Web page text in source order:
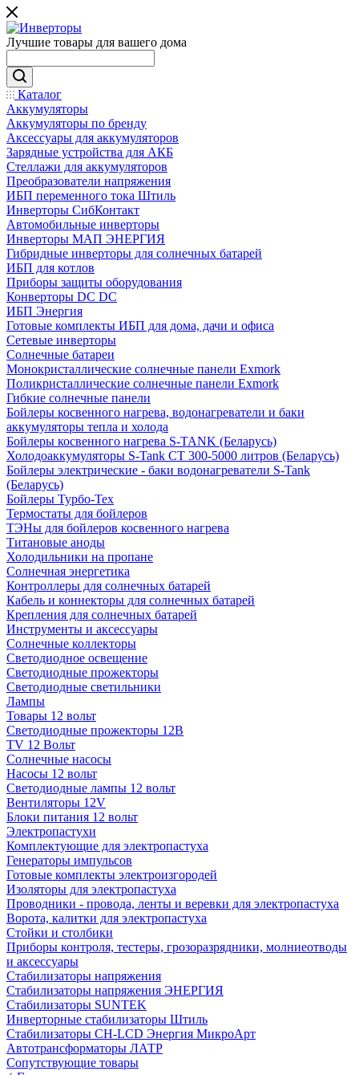
Лучшие товары для вашего дома
Каталог
Аккумуляторы
Аккумуляторы по бренду
Аксессуары для аккумуляторов
Зарядные устройства для АКБ
Стеллажи для аккумуляторов
Преобразователи напряжения
ИБП переменного тока Штиль
Инверторы СибКонтакт
Автомобильные инверторы
Инверторы МАП ЭНЕРГИЯ
Гибридные инверторы для солнечных батарей
ИБП для котлов
Приборы защиты оборудования
Конверторы DC DC
ИБП Энергия
Готовые комплекты ИБП для дома, дачи и офиса
Сетевые инверторы
Солнечные батареи
Монокристаллические солнечные панели Exmork
Поликристаллические солнечные панели Exmork
Гибкие солнечные панели
Бойлеры косвенного нагрева, водонагреватели и баки
аккумуляторы тепла и холода
Бойлеры косвенного нагрева S-TANK (Беларусь)
Холодоаккумуляторы S-Tank СТ 300-5000 литров (Беларусь)
Бойлеры электрические - баки водонагреватели S-Tank
(Беларусь)
Бойлеры Турбо-Тех
Термостаты для бойлеров
ТЭНы для бойлеров косвенного нагрева
Титановые аноды
Холодильники на пропане
Солнечная энергетика
Контроллеры для солнечных батарей
Кабель и коннекторы для солнечных батарей
Крепления для солнечных батарей
Инструменты и аксессуары
Солнечные коллекторы
Светодиодное освещение
Светодиодные прожекторы
Светодиодные светильники
Лампы
Товары 12 вольт
Светодиодные прожекторы 12В
TV 12 Вольт
Солнечные насосы
Насосы 12 вольт
Светодиодные лампы 12 вольт
Вентиляторы 12V
Блоки питания 12 вольт
Электропастухи
Комплектующие для электропастуха
Генераторы импульсов
Готовые комплекты электроизгородей
Изоляторы для электропастуха
Проводники - провода, ленты и веревки для электропастуха
Ворота, калитки для электропастуха
Стойки и столбики
Приборы контроля, тестеры, грозоразрядники, молниеотводы
и аксессуары
Стабилизаторы напряжения
Стабилизаторы напряжения ЭНЕРГИЯ
Стабилизаторы SUNTEK
Инверторные стабилизаторы Штиль
Стабилизаторы СН-LCD Энepгия МикроАрт
Автотрансформаторы ЛАТР
Сопутствующие товары